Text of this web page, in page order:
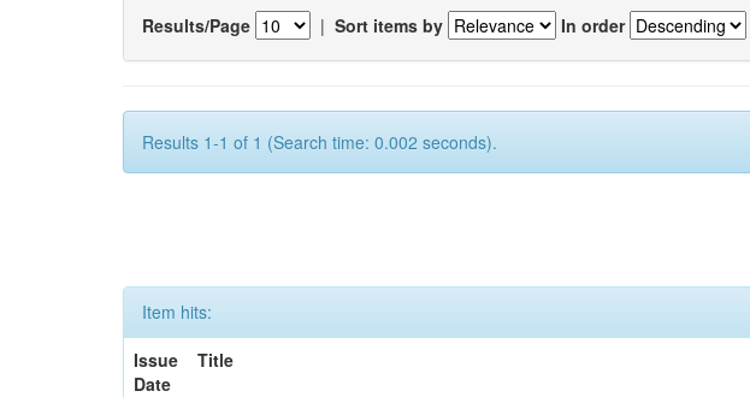
Results/Page | Sort items by In order
Results 1-1 of 1 (Search time: 0.002 seconds).
Item hits:
Issue
Date
Title